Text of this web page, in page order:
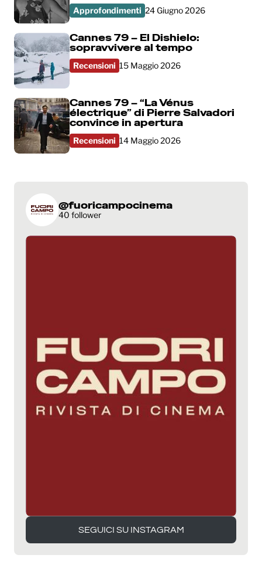
Approfondimenti 24 Giugno 2026
Cannes 79 – El Dishielo:
sopravvivere al tempo
Recensioni 15 Maggio 2026
Cannes 79 – “La Vénus
électrique” di Pierre Salvadori
convince in apertura
Recensioni 14 Maggio 2026
@fuoricampocinema
40 follower
SEGUICI SU INSTAGRAM